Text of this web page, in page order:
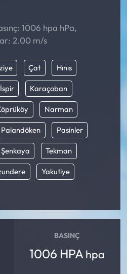
1006 hpa hPa,
2.00 m/s
Çat Hınıs
İspir Karaçoban
Narman
Palandöken Pasinler
Şenkaya Tekman
Yakutiye
BASINÇ
1006 HPA hpa